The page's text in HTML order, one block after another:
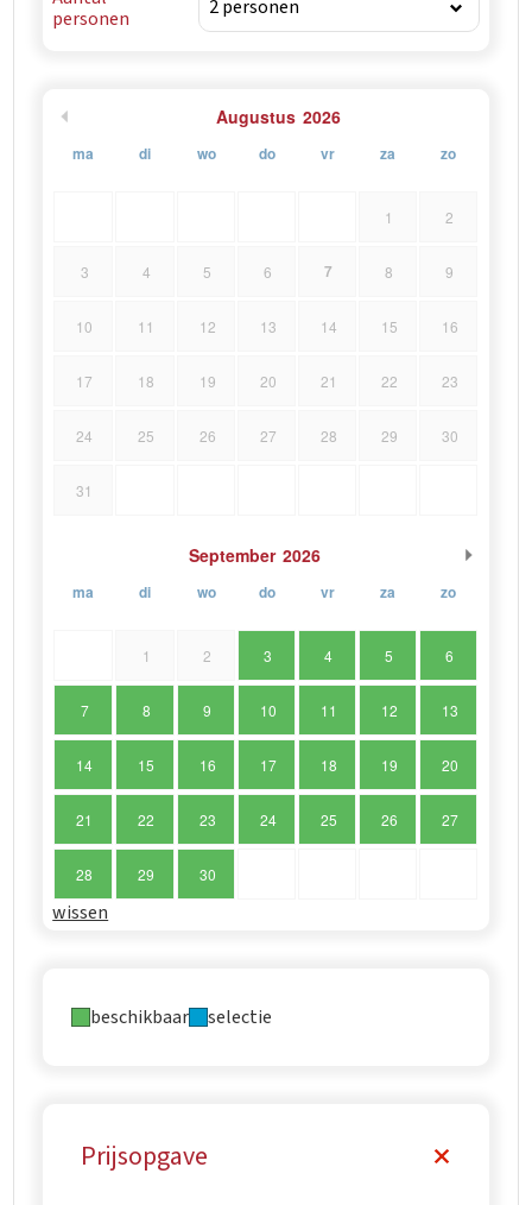
personen
Augustus 2026
ma di wo do vr za zo
1 2
3 4 5 6 7 8 9
10 11 12 13 14 15 16
17 18 19 20 21 22 23
24 25 26 27 28 29 30
31
September 2026
ma di wo do vr za zo
1 2 3 4 5 6
7 8 9 10 11 12 13
14 15 16 17 18 19 20
21 22 23 24 25 26 27
28 29 30
wissen
beschikbaar selectie
Prijsopgave